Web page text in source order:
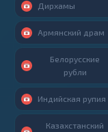
Дирхамы
Армянский драм
Белорусские
рубли
Индийская рупия
Казахстанский